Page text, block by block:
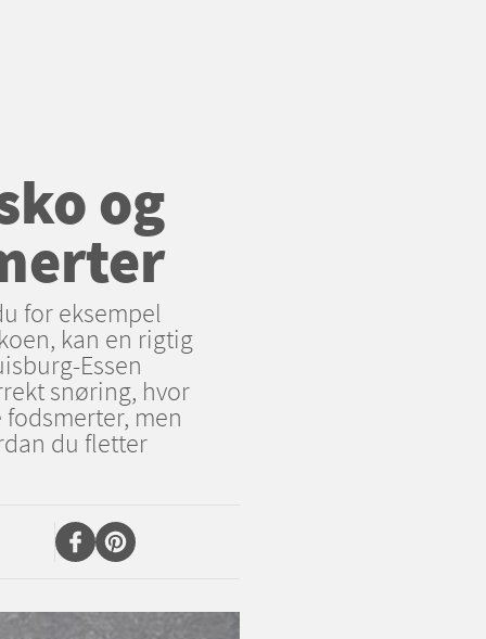
og
for eksempel
kan en rigtig
Essen
snøring, hvor
men
du fletter